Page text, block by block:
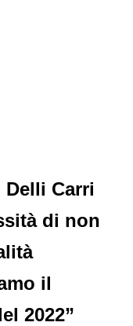
Carri
di non
il
2022”